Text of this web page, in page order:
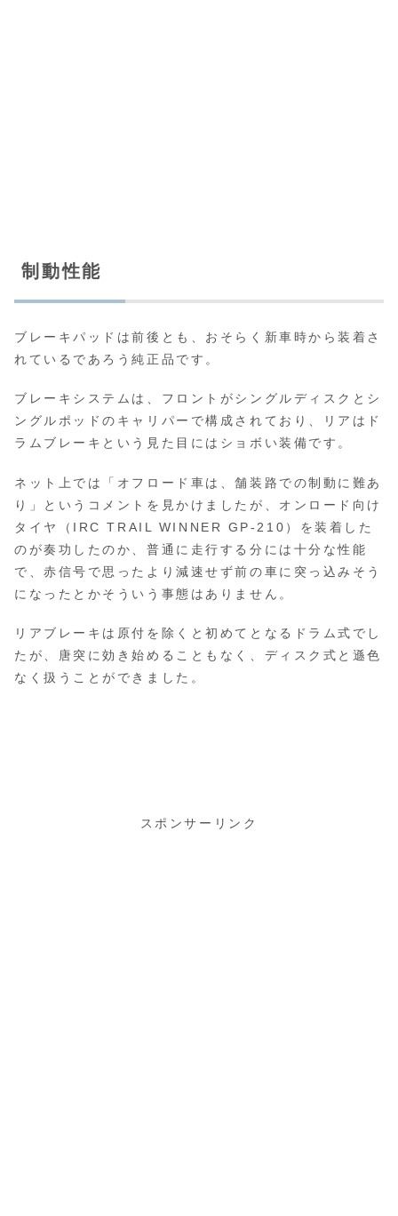
制動性能
ブレーキパッドは前後とも、おそらく新車時から装着さ
れているであろう純正品です。
ブレーキシステムは、フロントがシングルディスクとシ
ングルポッドのキャリパーで構成されており、リアはド
ラムブレーキという見た目にはショボい装備です。
ネット上では「オフロード車は、舗装路での制動に難あ
り」というコメントを見かけましたが、オンロード向け
タイヤ（IRC TRAIL WINNER GP-210）を装着した
のが奏功したのか、普通に走行する分には十分な性能
で、赤信号で思ったより減速せず前の車に突っ込みそう
になったとかそういう事態はありません。
リアブレーキは原付を除くと初めてとなるドラム式でし
たが、唐突に効き始めることもなく、ディスク式と遜色
なく扱うことができました。
スポンサーリンク